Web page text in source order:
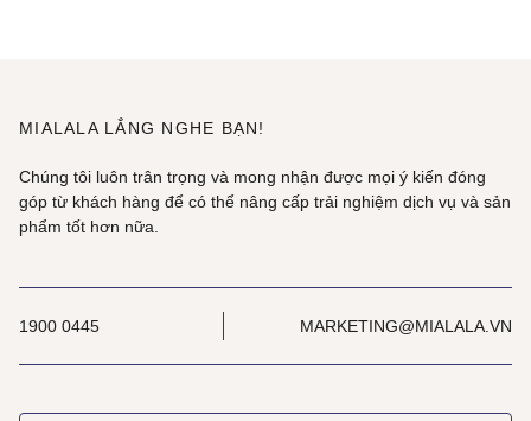
MIALALA LẮNG NGHE BẠN!
Chúng tôi luôn trân trọng và mong nhận được mọi ý kiến đóng
góp từ khách hàng để có thể nâng cấp trải nghiệm dịch vụ và sản
phẩm tốt hơn nữa.
1900 0445 MARKETING@MIALALA.VN